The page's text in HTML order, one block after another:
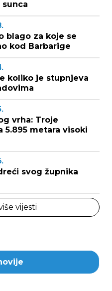
blago za koje se
kod Barbarige
koliko je stupnjeva
vrha: Troje
5.895 metara visoki
svog župnika
vijesti